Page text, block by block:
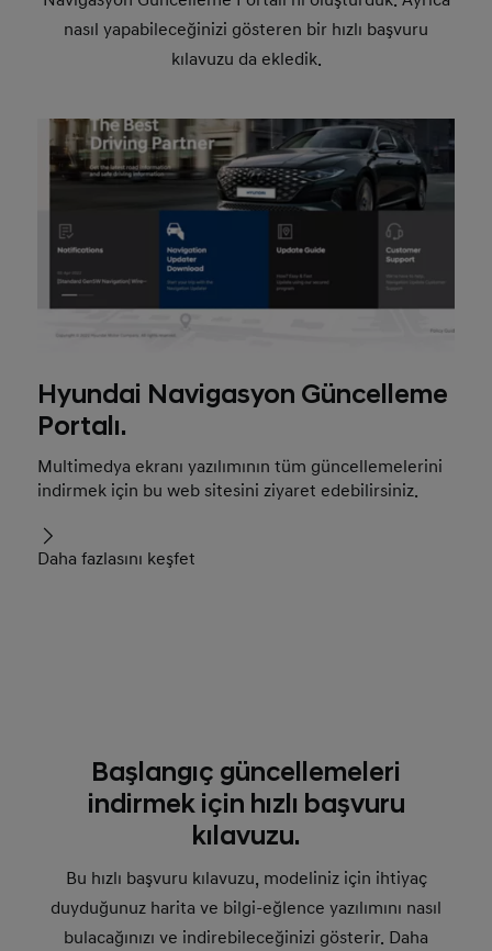
nasıl yapabileceğinizi gösteren bir hızlı başvuru
kılavuzu da ekledik.
Hyundai Navigasyon Güncelleme
Portalı.
Multimedya ekranı yazılımının tüm güncellemelerini
indirmek için bu web sitesini ziyaret edebilirsiniz.
Daha fazlasını keşfet
Başlangıç güncellemeleri
indirmek için hızlı başvuru
kılavuzu.
Bu hızlı başvuru kılavuzu, modeliniz için ihtiyaç
duyduğunuz harita ve bilgi-eğlence yazılımını nasıl
bulacağınızı ve indirebileceğinizi gösterir. Daha